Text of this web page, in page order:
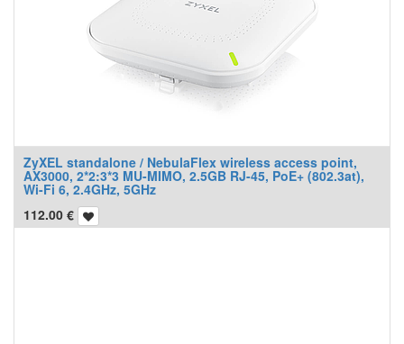
ZyXEL standalone / NebulaFlex wireless access point,
AX3000, 2*2:3*3 MU-MIMO, 2.5GB RJ-45, PoE+ (802.3at),
Wi-Fi 6, 2.4GHz, 5GHz
112.00 €